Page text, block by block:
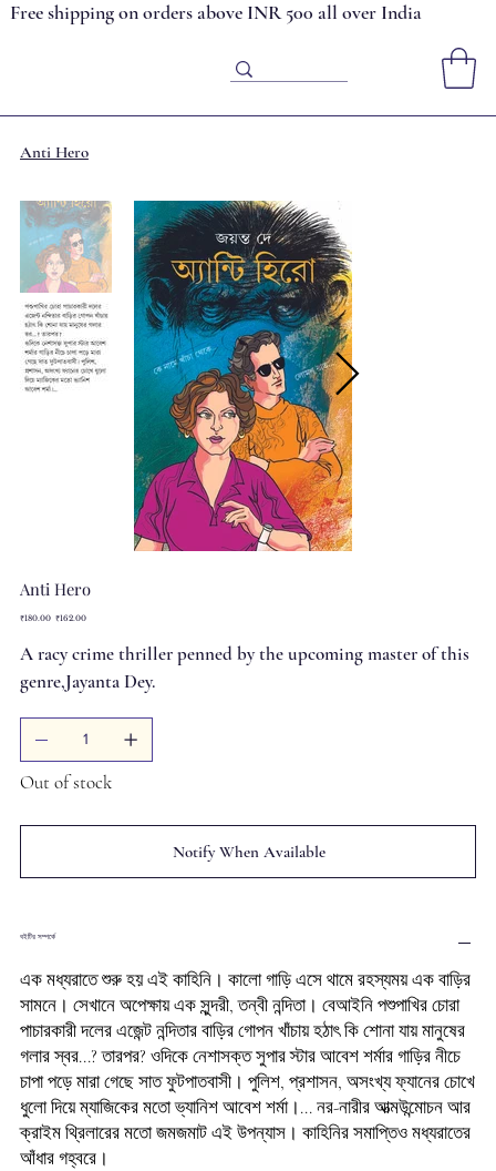
Free shipping on orders above INR 500 all over India
Anti Hero
Anti Hero
Original
₹180.00 Sale
₹162.00
A racy crime thriller penned by the upcoming master of this
genre,Jayanta Dey.
Out of stock
Notify When Available
বইটির সম্পর্কে
এক মধ্যরাতে শুরু হয় এই কাহিনি। কালো গাড়ি এসে থামে রহস্যময় এক বাড়ির
সামনে। সেখানে অপেক্ষায় এক সুন্দরী, তন্বী নন্দিতা। বেআইনি পশুপাখির চোরা
পাচারকারী দলের এজেন্ট নন্দিতার বাড়ির গোপন খাঁচায় হঠাৎ কি শোনা যায় মানুষের
গলার স্বর...? তারপর? ওদিকে নেশাসক্ত সুপার স্টার আবেশ শর্মার গাড়ির নীচে
চাপা পড়ে মারা গেছে সাত ফুটপাতবাসী। পুলিশ, প্রশাসন, অসংখ্য ফ্যানের চোখে
ধুলো দিয়ে ম্যাজিকের মতো ভ্যানিশ আবেশ শর্মা।... নর-নারীর আত্মউন্মোচন আর
ক্রাইম থ্রিলারের মতো জমজমাট এই উপন্যাস। কাহিনির সমাপ্তিও মধ্যরাতের
আঁধার গহ্বরে।